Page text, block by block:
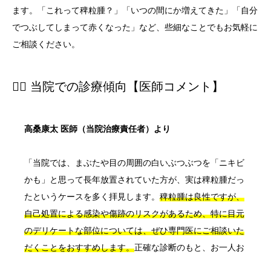
ます。「これって稗粒腫？」「いつの間にか増えてきた」「自分
でつぶしてしまって赤くなった」など、些細なことでもお気軽に
ご相談ください。
👨‍⚕️ 当院での診療傾向【医師コメント】
高桑康太 医師（当院治療責任者）より
「当院では、まぶたや目の周囲の白いぶつぶつを「ニキビ
かも」と思って長年放置されていた方が、実は稗粒腫だっ
たというケースを多く拝見します。 稗粒腫は良性ですが、
自己処置による感染や傷跡のリスクがあるため、特に目元
のデリケートな部位については、ぜひ専門医にご相談いた
だくことをおすすめします。正確な診断のもと、お一人お